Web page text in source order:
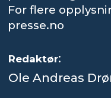
For flere
presse.no
Redaktør:
Ole Andreas